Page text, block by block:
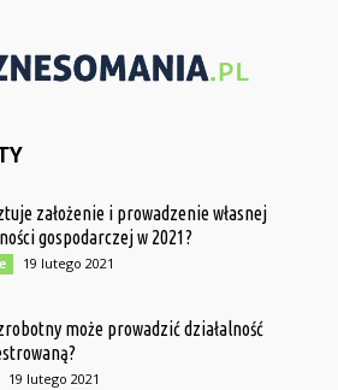
założenie i prowadzenie własnej
gospodarczej w 2021?
19 lutego 2021
może prowadzić działalność
19 lutego 2021